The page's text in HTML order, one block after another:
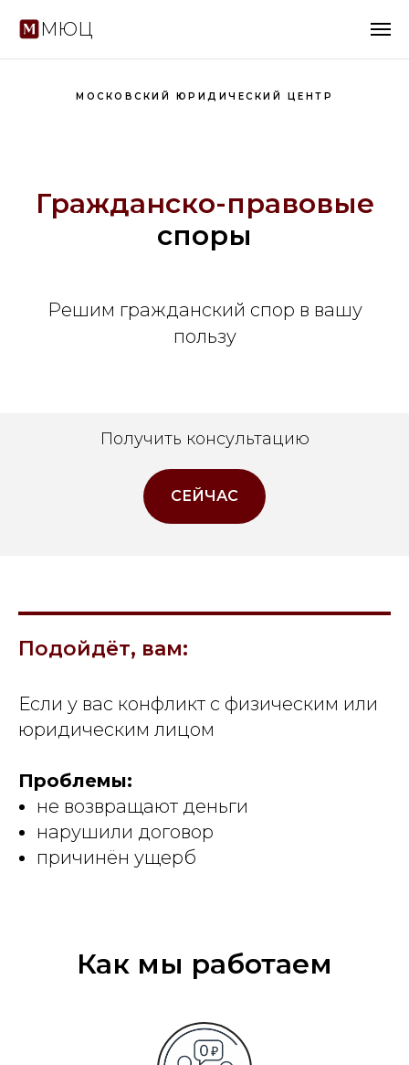
МЮЦ
МОСКОВСКИЙ ЮРИДИЧЕСКИЙ ЦЕНТР
Гражданско-правовые
споры
Решим гражданский спор в вашу
пользу
Получить консультацию
СЕЙЧАС
Подойдёт, вам:
Если у вас конфликт с физическим или
юридическим лицом
Проблемы:
не возвращают деньги
нарушили договор
причинён ущерб
Как мы работаем